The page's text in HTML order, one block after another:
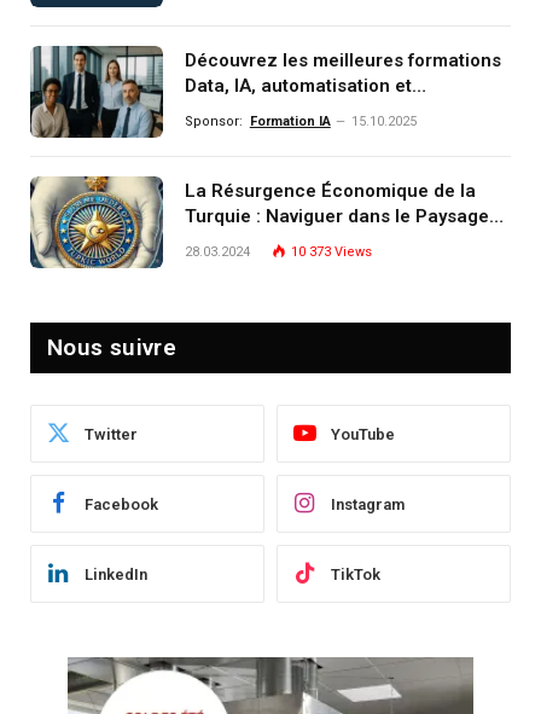
Découvrez les meilleures formations
Data, IA, automatisation et
investissement (gestion de
Sponsor: Formation IA 15.10.2025
La Résurgence Économique de la
Turquie : Naviguer dans le Paysage
Post-Crise
28.03.2024 10 373 Views
Nous suivre
Twitter YouTube
Facebook Instagram
LinkedIn TikTok